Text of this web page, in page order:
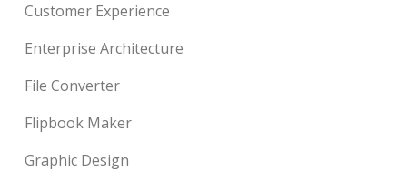
Customer Experience
Enterprise Architecture
File Converter
Flipbook Maker
Graphic Design